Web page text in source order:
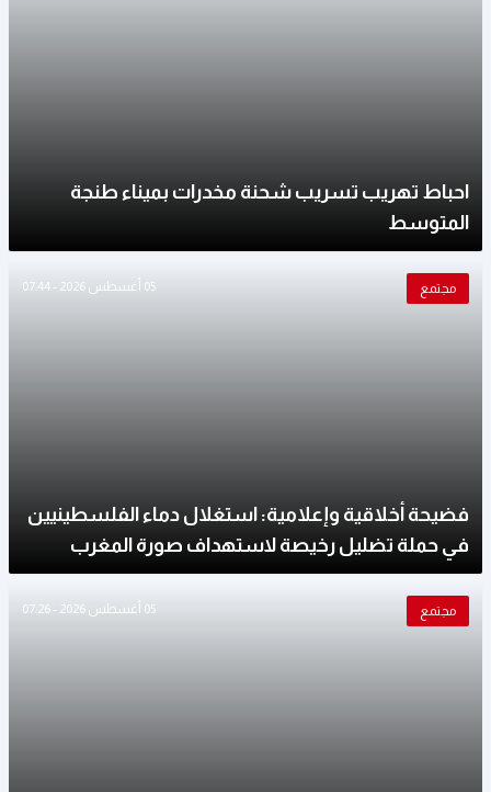
احباط تهريب تسريب شحنة مخدرات بميناء طنجة
المتوسط
مجتمع 05 أغسطس 2026 - 07:44
فضيحة أخلاقية وإعلامية: استغلال دماء الفلسطينيين
في حملة تضليل رخيصة لاستهداف صورة المغرب
مجتمع 05 أغسطس 2026 - 07:26